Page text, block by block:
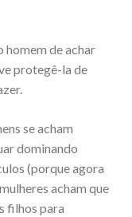
homem de achar
protegê-la de
se acham
dominando
(porque agora
acham que
filhos para